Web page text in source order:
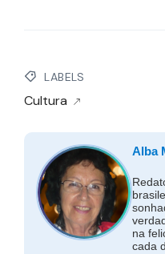
LABELS
Cultura
Alba
na
cada